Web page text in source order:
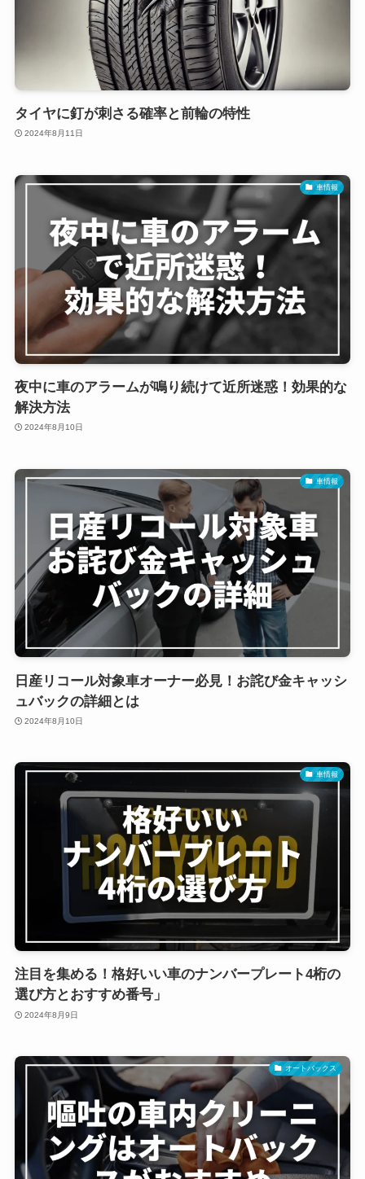
タイヤに釘が刺さる確率と前輪の特性
2024年8月11日
車情報
夜中に車のアラームが鳴り続けて近所迷惑！効果的な
解決方法
2024年8月10日
車情報
日産リコール対象車オーナー必見！お詫び金キャッシ
ュバックの詳細とは
2024年8月10日
車情報
注目を集める！格好いい車のナンバープレート4桁の
選び方とおすすめ番号」
2024年8月9日
オートバックス